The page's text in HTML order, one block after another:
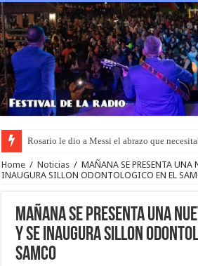
Rosario le dio a Messi el abrazo que
Murió Jorge Messi, padre de Lionel y un
Home / Noticias / MAÑANA SE PRESENTA UNA
INAUGURA SILLON ODONTOLOGICO EN EL
MAÑANA SE PRESENTA UNA
Y SE INAUGURA SILLON
SAMCO